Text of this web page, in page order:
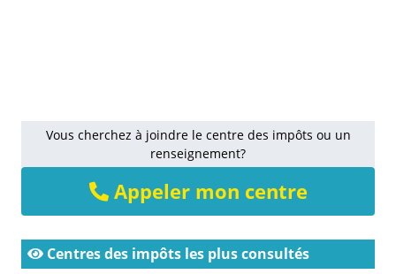
Vous cherchez à joindre le centre des impôts ou un
renseignement?
Appeler mon centre
Centres des impôts les plus consultés